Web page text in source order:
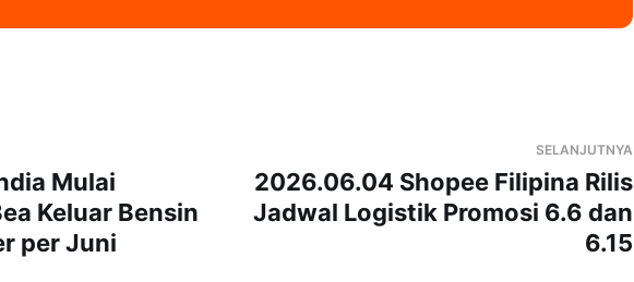
Mulai
Keluar Bensin
per Juni
SELANJUTNYA
2026.06.04 Shopee Filipina Rilis
Jadwal Logistik Promosi 6.6 dan
6.15